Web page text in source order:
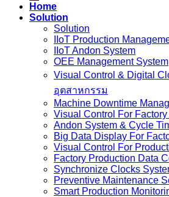
Home
Solution
Solution
IIoT Production
IIoT Andon System
OEE Management System
Visual Control & Digital
อุตสาหกรรม
Machine Downtime
Visual Control For Factory
Andon System & Cycle
Big Data Display For
Visual Control For
Factory Production Data
Synchronize Clocks
Preventive Maintenance
Smart Production